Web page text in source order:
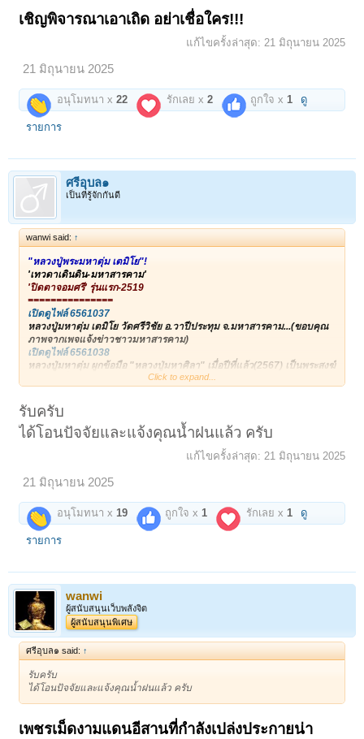
เชิญพิจารณาเอาเถิด อย่าเชื่อใคร!!!
แก้ไขครั้งล่าสุด: 21 มิถุนายน 2025
21 มิถุนายน 2025
อนุโมทนา x22 รักเลย x2 ถูกใจ x1 ดู
รายการ
ศรีอุบล๑
เป็นที่รู้จักกันดี
wanwi said: ↑
"หลวงปู่พระมหาตุ่ม เตมิโย"!
'เทวดาเดินดิน-มหาสารคาม'
'ปิดตาจอมศรี' รุ่นแรก-2519
===============
เปิดดูไฟล์ 6561037
หลวงปู่มหาตุ่ม เตมิโย วัดศรีวิชัย อ.วาปีประทุม จ.มหาสารคาม...(ขอบคุณ
ภาพจากเพจแจ้งข่าวชาวมหาสารคาม)
เปิดดูไฟล์ 6561038
หลวงปู่มหาตุ่ม ผูกข้อมือ "หลวงปู่มหาศิลา" เมื่อปีที่แล้ว(2567) เป็นพระสงฆ์
รูปเดียวที่หลวงปู่มหาศิลาบอกกับเหล่าศิษย์ว่า สร้างวัตถุมงคลต้องนิมนต์
(ขอบคุณภาพจากเพจ กลุ่มศิษย์หลวงปู่มหาตุ่ม แจ้งข่าวชาวสารคาม)
~~~~~~~~~~~~~~~~
"เทวดาเล่นดิน" เป็นฉายา "หลวงปู่สรวง" ศรีสะเกศ
อีกหนึ่งเทวดาแผ่นดินอีสานที่ผู้คนมอบให้อย่างเต็มใจไร้ข้อกังขาคือ...
"เทวดาเดินดิน" หลวงปู่พระมหาตุ่ม เตมิโย มหาสารคาม!!!
ประวัติน่าทึ่ง หลวงปู่มหาตุ่ม เตมิโย สุดยอดเกจิแห่งแผ่นดินที่ราบสูง คู่
ขนานกันมากับ หลวงปู่มหาศิลา คัดลอกมาจาก "วิกิพิเดีย" ดังนี้...
--เกิดวันจันทร์ 3 พฤษภาคม 2479 อายุปัจจุบันเข้า 90 ปี 69 พรรษา
--จบปริญญาโทพุทธศาสนา มหาวิทยาลัยบาณารัส ฮินดู
--จบเปรียญธรรม 6 ประโยค
--แตกฉาน อักษรขอม อักษรธรรม อักษรไทยน้อย ล้วนเป็นอักขระโบราณ
--แตกฉานด้าน ยาสมุนไพร ว่านสมุนไพร พืชมงคล พืชพิษทุกชนิดรวมทั้ง
ว่าน 108
--แตกฉาน วิชาอาคมโบราณ สืบทอดตำราผูกเขียนยันต์แก้-กันครบถ้วนทุก
กระบวนความ
*** หลวงปู่ไม่สะสมเงินทอง ใครถวายก็รับแต่สละออกให้วัดและกรรมการวัด
นำไปใช้จ่ายเพื่อการพระศาสนาหมดสิ้น!!!
***ทำกิจของสงฆ์ ออกบิณฑบาตทุกเช้า ทำวัตร สวดมนต์ ปฏิบัติภาวนาไม่
เคยขาด แม้สังขารเริ่มเหยียบย่างเข้าสู่หลักใกล้ 100 ไมล์
Click to expand...
รับครับ
ได้โอนปัจจัยและแจ้งคุณน้ำฝนแล้ว ครับ
แก้ไขครั้งล่าสุด: 21 มิถุนายน 2025
21 มิถุนายน 2025
อนุโมทนา x19 ถูกใจ x1 รักเลย x1 ดู
รายการ
wanwi
ผู้สนับสนุนเว็บพลังจิต
ผู้สนับสนุนพิเศษ
ศรีอุบล๑ said: ↑
รับครับ
ได้โอนปัจจัยและแจ้งคุณน้ำฝนแล้ว ครับ
เพชรเม็ดงามแดนอีสานที่กำลังเปล่งประกายน่า